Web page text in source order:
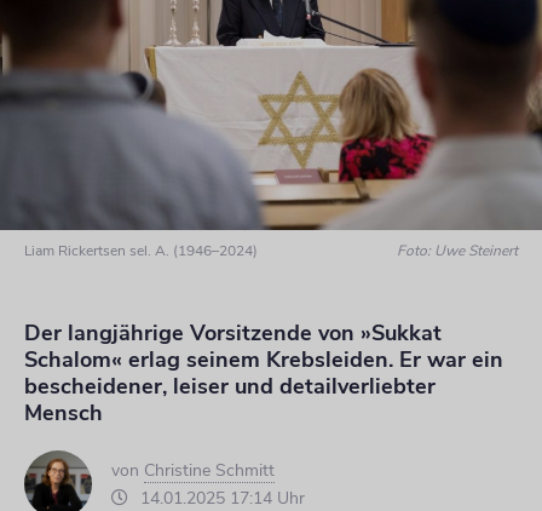
Liam Rickertsen sel. A. (1946–2024) Foto: Uwe Steinert
Der langjährige Vorsitzende von »Sukkat
Schalom« erlag seinem Krebsleiden. Er war ein
bescheidener, leiser und detailverliebter
Mensch
von Christine Schmitt
14.01.2025 17:14 Uhr